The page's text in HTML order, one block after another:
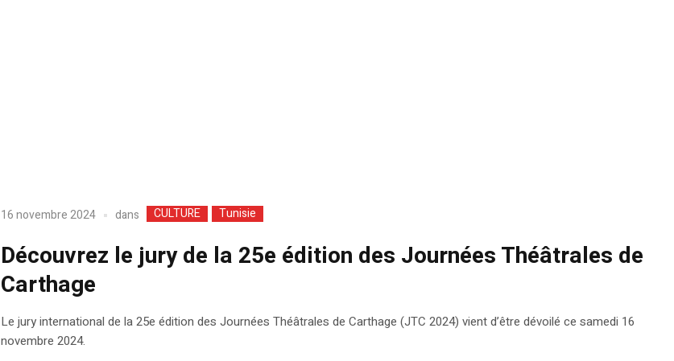
16 novembre 2024 dans CULTURE Tunisie
Découvrez le jury de la 25e édition des Journées Théâtrales de
Carthage
Le jury international de la 25e édition des Journées Théâtrales de Carthage (JTC 2024) vient d’être dévoilé ce samedi 16
novembre 2024.